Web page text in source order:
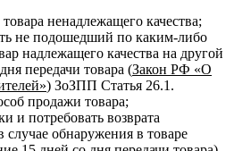
ненадлежащего качества;
не подошедший по каким-либо
надлежащего качества на другой
передачи товара (Закон РФ «О
) ЗоЗПП Статья 26.1.
продажи товара;
и потребовать возврата
обнаружения в товаре